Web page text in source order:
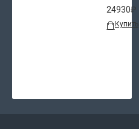
24930₽
Купить